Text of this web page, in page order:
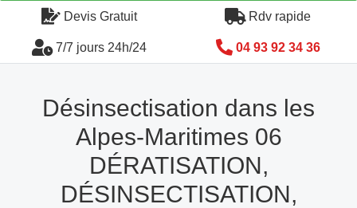
Devis Gratuit Rdv rapide
7/7 jours 24h/24 04 93 92 34 36
Désinsectisation dans les
Alpes-Maritimes 06
DÉRATISATION,
DÉSINSECTISATION,